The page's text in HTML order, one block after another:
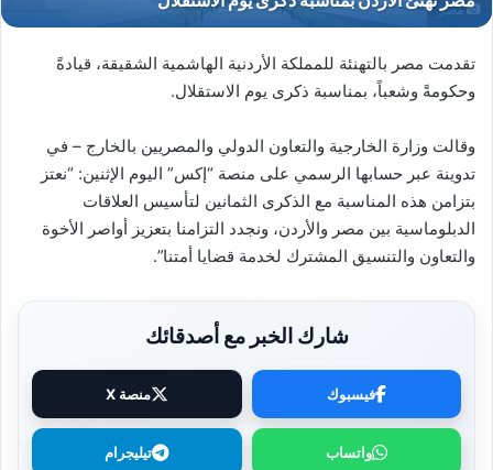
مصر
تقدمت مصر بالتهنئة للمملكة الأردنية الهاشمية الشقيقة، قيادةً
وحكومةً وشعباً، بمناسبة ذكرى يوم الاستقلال.
وقالت وزارة الخارجية والتعاون الدولي والمصريين بالخارج – في
تدوينة عبر حسابها الرسمي على منصة “إكس” اليوم الإثنين: “نعتز
بتزامن هذه المناسبة مع الذكرى الثمانين لتأسيس العلاقات
الدبلوماسية بين مصر والأردن، ونجدد التزامنا بتعزيز أواصر الأخوة
والتعاون والتنسيق المشترك لخدمة قضايا أمتنا”.
شارك الخبر مع أصدقائك
فيسبوك منصة X
واتساب تيليجرام